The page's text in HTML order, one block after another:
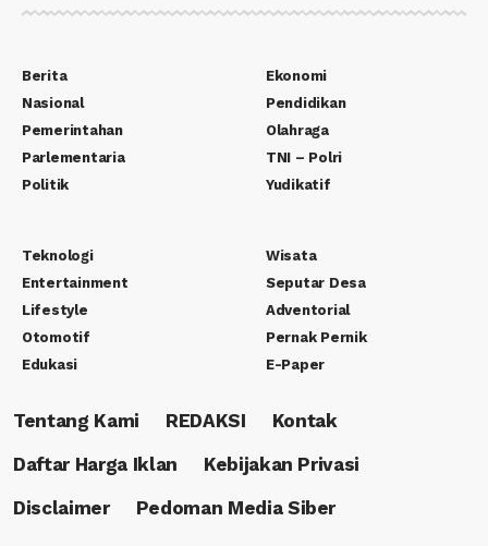
Berita
Nasional
Pemerintahan
Parlementaria
Politik
Ekonomi
Pendidikan
Olahraga
TNI – Polri
Yudikatif
Teknologi
Entertainment
Lifestyle
Otomotif
Edukasi
Wisata
Seputar Desa
Adventorial
Pernak Pernik
E-Paper
Tentang Kami REDAKSI
Kontak
Daftar Harga Iklan
Kebijakan Privasi
Disclaimer
Pedoman Media Siber